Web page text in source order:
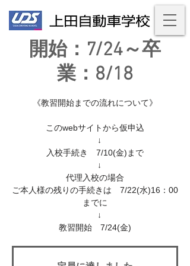
開始：7/24～卒
業：8/18
《教習開始までの流れについて》
このwebサイトから仮申込
↓
入校手続き 7/10(金)まで
↓
代理入校の場合
ご本人様の残りの手続きは 7/22(水)16：00
までに
↓
教習開始 7/24(金)